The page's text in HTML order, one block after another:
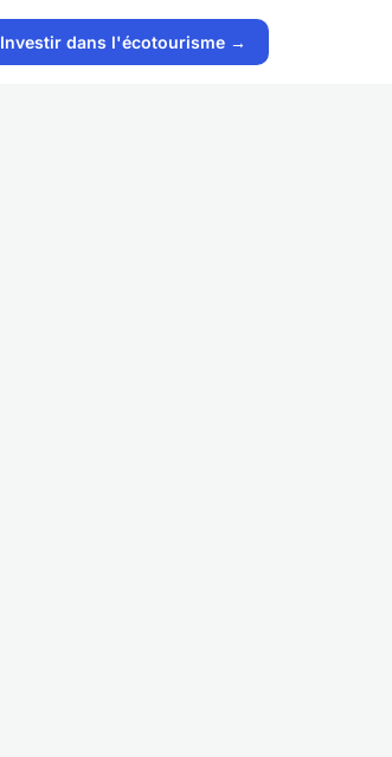
Investir dans l'écotourisme →